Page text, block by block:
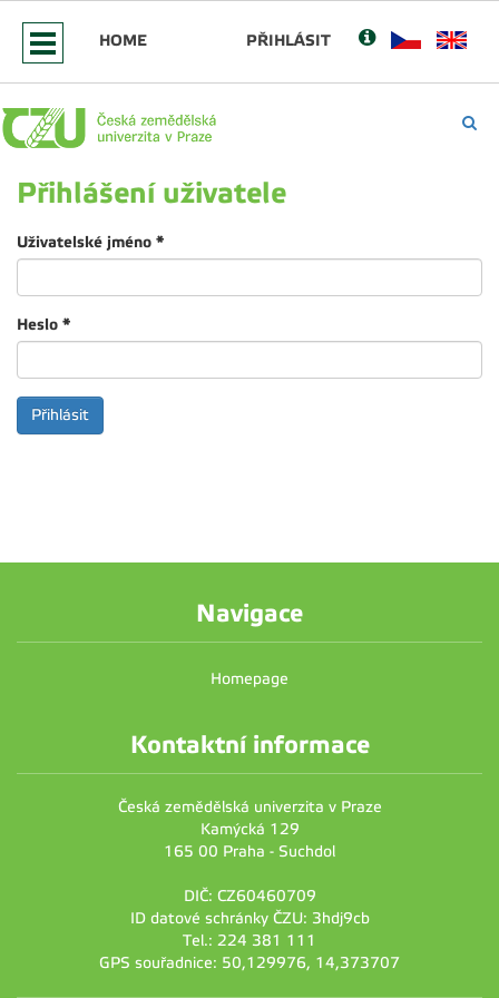
HOME PŘIHLÁSIT
Přihlášení uživatele
Uživatelské jméno *
Heslo *
Navigace
Homepage
Kontaktní informace
Česká zemědělská univerzita v Praze
Kamýcká 129
165 00 Praha - Suchdol
DIČ: CZ60460709
ID datové schránky ČZU: 3hdj9cb
Tel.: 224 381 111
GPS souřadnice: 50,129976, 14,373707